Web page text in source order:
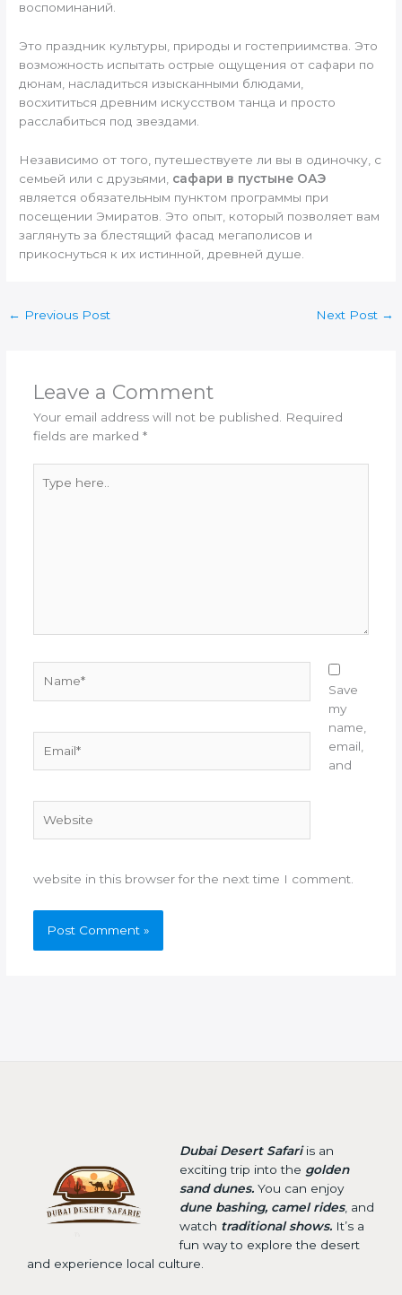
воспоминаний.
Это праздник культуры, природы и гостеприимства. Это
возможность испытать острые ощущения от сафари по
дюнам, насладиться изысканными блюдами,
восхититься древним искусством танца и просто
расслабиться под звездами.
Независимо от того, путешествуете ли вы в одиночку, с
семьей или с друзьями, сафари в пустыне ОАЭ
является обязательным пунктом программы при
посещении Эмиратов. Это опыт, который позволяет вам
заглянуть за блестящий фасад мегаполисов и
прикоснуться к их истинной, древней душе.
← Previous Post Next Post →
Leave a Comment
Your email address will not be published.
Required
fields are marked *
here..
Save
my
name,
email,
and
website in this browser for the next time I comment.
Dubai Desert Safariis an
exciting trip into the golden
sand dunes.You can enjoy
dune bashing, camel rides, and
watch traditional shows.It’s a
fun way to explore the desert
and experience local culture.